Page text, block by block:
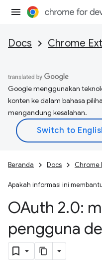
Docs Chrome
Google menggunakan
konten ke dalam bahasa
mengandung kesalahan.
Beranda Docs Chrome
Apakah informasi ini
OAuth 2.0:
pengguna